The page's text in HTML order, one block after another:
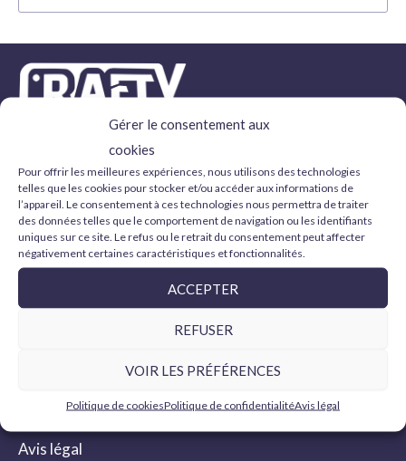
Gérer le consentement aux
cookies
Pour offrir les meilleures expériences, nous utilisons des technologies
telles que les cookies pour stocker et/ou accéder aux informations de
l’appareil. Le consentement à ces technologies nous permettra de traiter
des données telles que le comportement de navigation ou les identifiants
uniques sur ce site. Le refus ou le retrait du consentement peut affecter
négativement certaines caractéristiques et fonctionnalités.
ACCEPTER
REFUSER
VOIR LES PRÉFÉRENCES
Politique de cookiesPolitique de confidentialitéAvis légal
Maquettes, peintures, outils et accessoires.
SUIVEZ-NOUS
Politique de confidentialité
Politique de cookies
Avis légal